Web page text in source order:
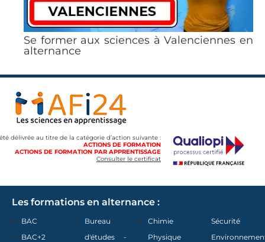
Se former aux sciences à Valenciennes en
alternance
délivrée au titre de la catégorie d’action suivante :
ACTIONS DE FORMATION
ACTIONS DE FORMATION PAR APPRENTISSAGE
Consulter le certificat
Les formations en alternance :
BAC
BAC+2
Bureau
d'études -
Chimie
Physique
Sécurité